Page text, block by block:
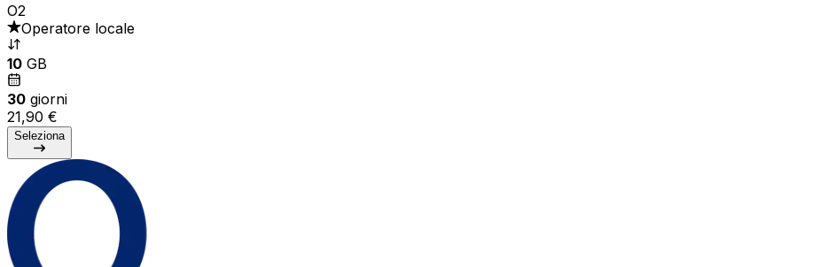
O2
Operatore locale
10 GB
30 giorni
21,90 €
Seleziona